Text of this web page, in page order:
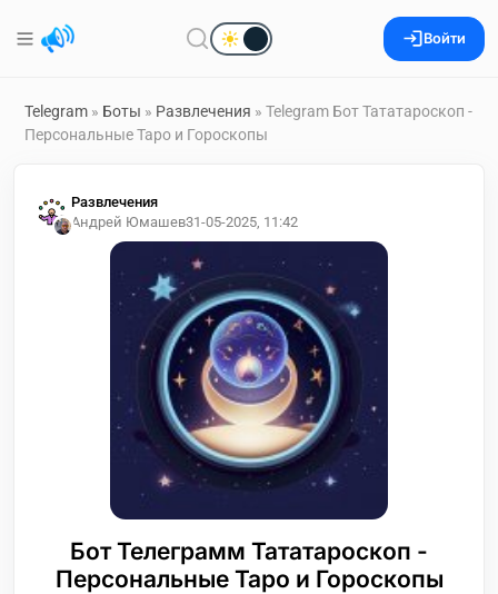
Войти
Telegram » Боты » Развлечения » Telegram Бот Тататароскоп -
Персональные Таро и Гороскопы
Развлечения
Андрей Юмашев31-05-2025, 11:42
Бот Телеграмм Тататароскоп -
Персональные Таро и Гороскопы